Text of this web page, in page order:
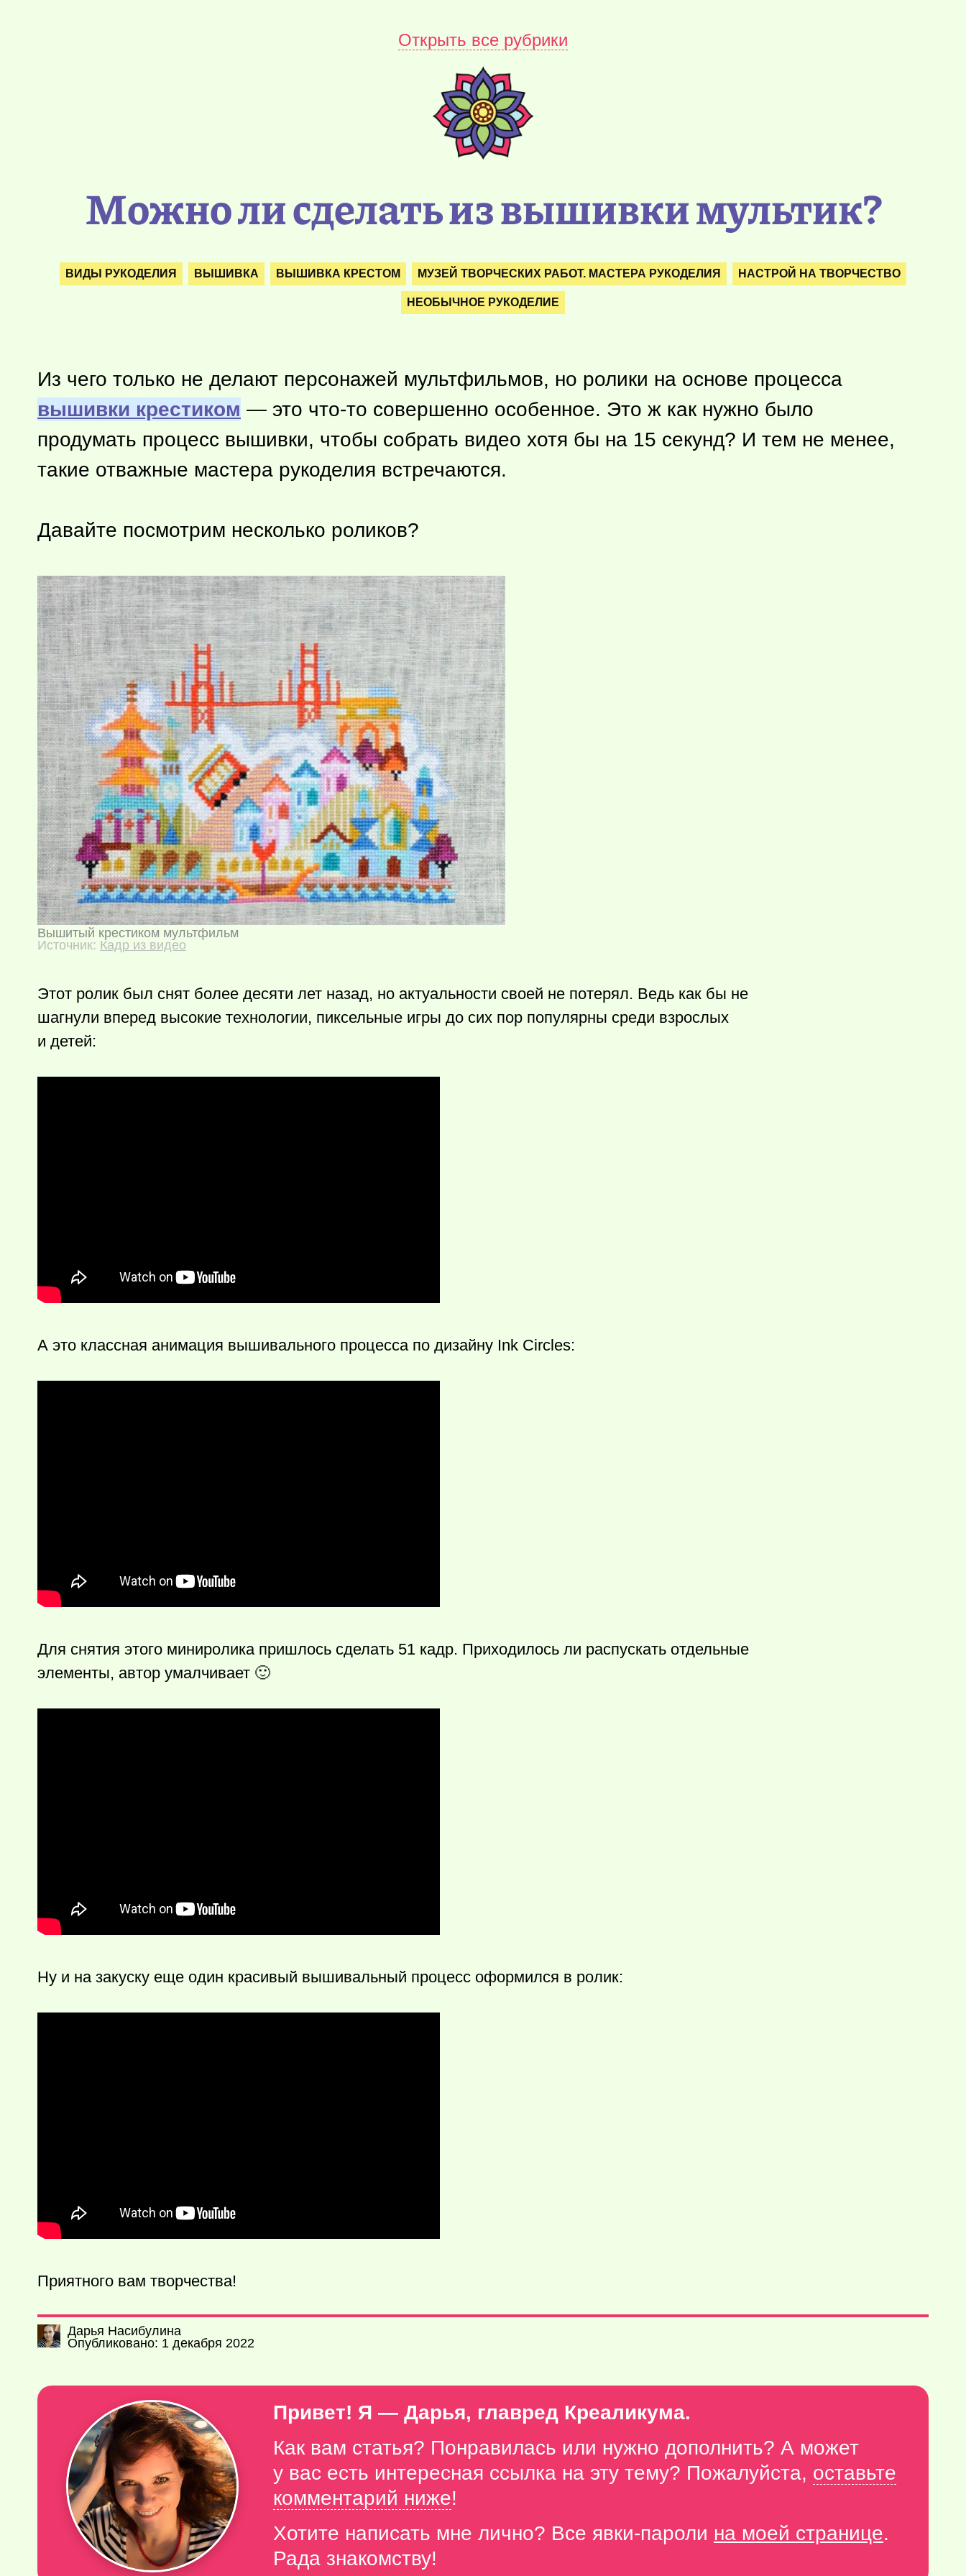
Открыть все рубрики
Можно ли сделать из вышивки мультик?
ВИДЫ РУКОДЕЛИЯ ВЫШИВКА ВЫШИВКА КРЕСТОМ МУЗЕЙ ТВОРЧЕСКИХ РАБОТ. МАСТЕРА РУКОДЕЛИЯ НАСТРОЙ НА ТВОРЧЕСТВО
НЕОБЫЧНОЕ РУКОДЕЛИЕ
Из чего только не делают персонажей мультфильмов, но ролики на основе процесса
вышивки крестиком — это что-то совершенно особенное. Это ж как нужно было
продумать процесс вышивки, чтобы собрать видео хотя бы на 15 секунд? И тем не менее,
такие отважные мастера рукоделия встречаются.
Давайте посмотрим несколько роликов?
Вышитый крестиком мультфильм
Источник: Кадр из видео
Этот ролик был снят более десяти лет назад, но актуальности своей не потерял. Ведь как бы не
шагнули вперед высокие технологии, пиксельные игры до сих пор популярны среди взрослых
и детей:
А это классная анимация вышивального процесса по дизайну Ink Circles:
Для снятия этого миниролика пришлось сделать 51 кадр. Приходилось ли распускать отдельные
элементы, автор умалчивает 🙂
Ну и на закуску еще один красивый вышивальный процесс оформился в ролик:
Приятного вам творчества!
Дарья Насибулина
Опубликовано: 1 декабря 2022
Привет! Я — Дарья, главред Креаликума.
Как вам статья? Понравилась или нужно дополнить? А может
у вас есть интересная ссылка на эту тему? Пожалуйста, оставьте
комментарий ниже!
Хотите написать мне лично? Все явки-пароли на моей странице.
Рада знакомству!